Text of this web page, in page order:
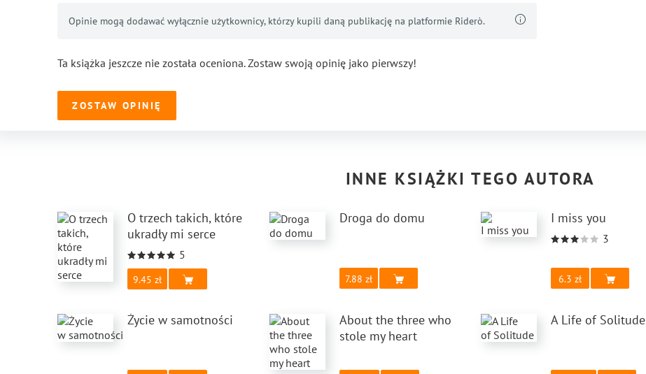
Opinie mogą dodawać wyłącznie użytkownicy, którzy kupili daną publikację na platformie Riderò.
Ta książka jeszcze nie została oceniona. Zostaw swoją opinię jako pierwszy!
ZOSTAW OPINIĘ
INNE KSIĄŻKI TEGO AUTORA
O trzech takich, które
ukradły mi serce
5
9.45
Droga do domu
7.88
I miss you
3
6.3
Życie w samotności
About the three who
stole my heart
A Life of Solitude